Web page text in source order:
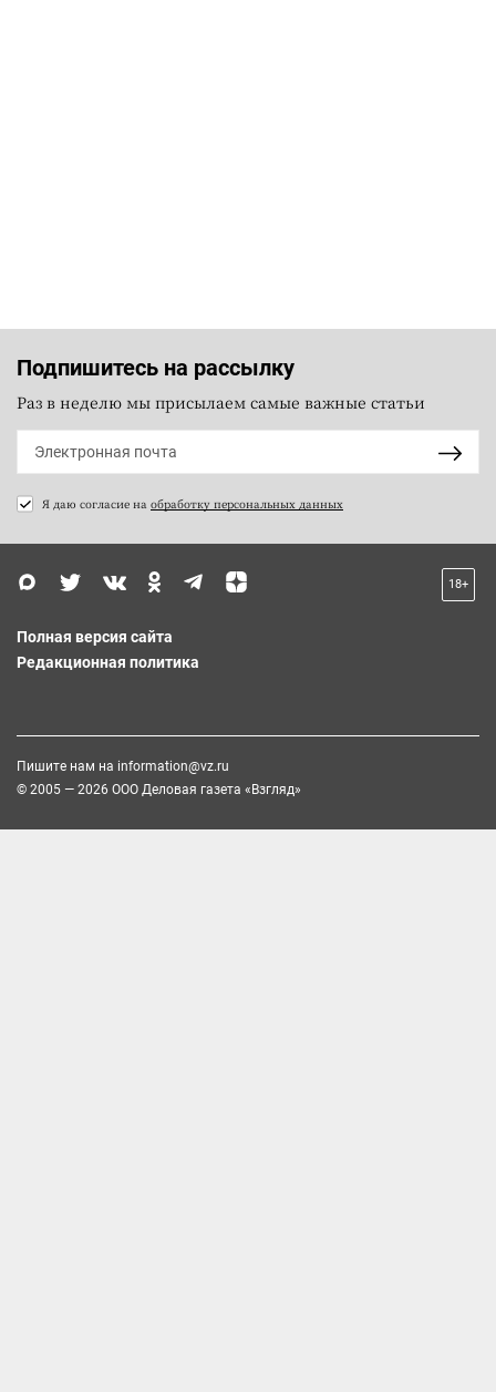
Подпишитесь на рассылку
Раз в неделю мы присылаем самые важные статьи
Я даю согласие на обработку персональных данных
18+
Полная версия сайта
Редакционная политика
Пишите нам на information@vz.ru
© 2005 — 2026 ООО Деловая газета «Взгляд»